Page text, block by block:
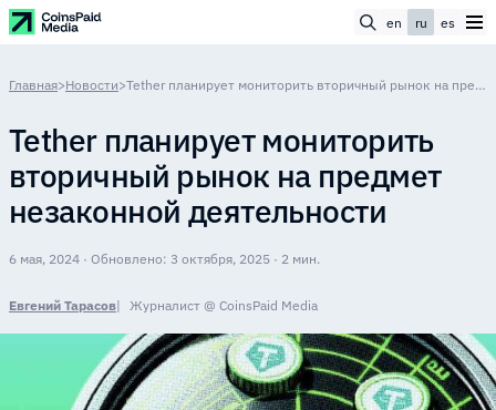
en ru es
Главная>Новости> Tether планирует мониторить вторичный рынок на предмет незаконной деятельности
Tether планирует мониторить
вторичный рынок на предмет
незаконной деятельности
6 мая, 2024 · Обновлено: 3 октября, 2025 · 2 мин.
Евгений Тарасов Журналист @ CoinsPaid Media